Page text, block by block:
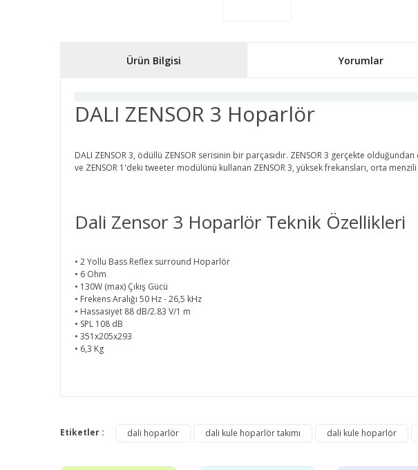
Ürün Bilgisi Yorumlar
DALI ZENSOR 3 Hoparlör
DALI ZENSOR 3, ödüllü ZENSOR serisinin bir parçasıdır. ZENSOR 3 gerçekte
ve ZENSOR 1'deki tweeter modülünü kullanan ZENSOR 3, yüksek frekansları, orta
Dali Zensor 3 Hoparlör Teknik Özellikleri
• 2 Yollu Bass Reflex surround Hoparlör
• 6 Ohm
• 130W (max) Çıkış Gücü
• Frekens Aralığı 50 Hz - 26,5 kHz
• Hassasiyet 88 dB/2.83 V/1 m
• SPL 108 dB
• 351x205x293
• 6,3 Kg
Görüş ve önerileriniz için teşekkür ederiz.
Ürün resmi kalitesiz, bozuk veya görüntülenemiyor.
Etiketler : dali hoparlör dali kule hoparlör takımı dali kule hoparlör